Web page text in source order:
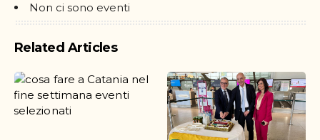
Non ci sono eventi
Related Articles